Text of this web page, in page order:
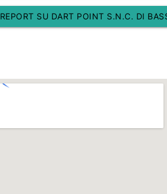
REPORT SU DART POINT S.N.C. DI